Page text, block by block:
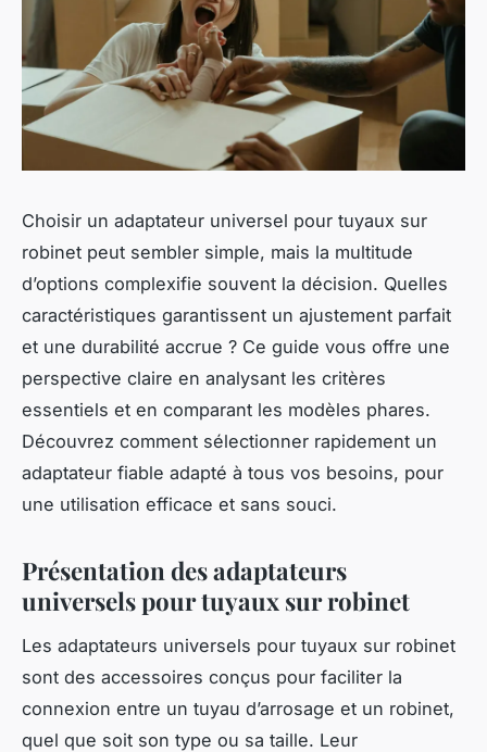
Choisir un adaptateur universel pour tuyaux sur
robinet peut sembler simple, mais la multitude
d’options complexifie souvent la décision. Quelles
caractéristiques garantissent un ajustement parfait
et une durabilité accrue ? Ce guide vous offre une
perspective claire en analysant les critères
essentiels et en comparant les modèles phares.
Découvrez comment sélectionner rapidement un
adaptateur fiable adapté à tous vos besoins, pour
une utilisation efficace et sans souci.
Présentation des adaptateurs
universels pour tuyaux sur robinet
Les adaptateurs universels pour tuyaux sur robinet
sont des accessoires conçus pour faciliter la
connexion entre un tuyau d’arrosage et un robinet,
quel que soit son type ou sa taille. Leur